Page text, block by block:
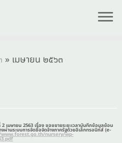
» เมษายน ๒๕๖๓
มษายน 2563 เรื่อง ขอขยายระยะเวลาบันทึกข้อมูลย้อน
านระบบการจัดซื้อจัดจ้างภาครัฐด้วยอิเล็กทรอนิกส์ (e-
nursery/wp-